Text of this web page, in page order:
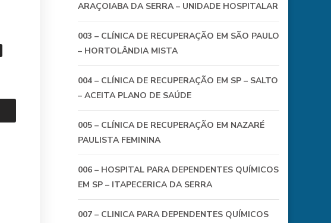
ARAÇOIABA DA SERRA – UNIDADE HOSPITALAR
003 – CLÍNICA DE RECUPERAÇÃO EM SÃO PAULO
– HORTOLÂNDIA MISTA
004 – CLÍNICA DE RECUPERAÇÃO EM SP – SALTO
– ACEITA PLANO DE SAÚDE
005 – CLÍNICA DE RECUPERAÇÃO EM NAZARÉ
PAULISTA FEMININA
006 – HOSPITAL PARA DEPENDENTES QUÍMICOS
EM SP – ITAPECERICA DA SERRA
007 – CLINICA PARA DEPENDENTES QUÍMICOS